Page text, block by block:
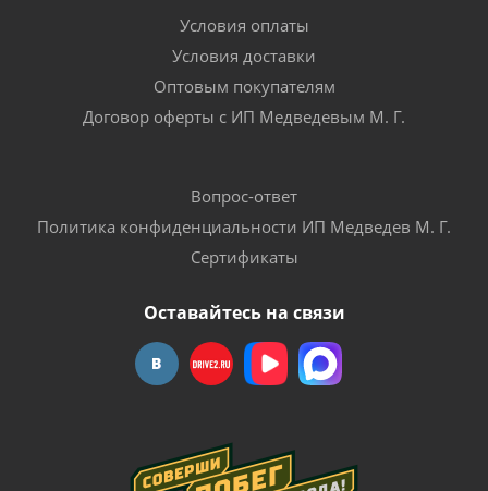
Условия оплаты
Условия доставки
Оптовым покупателям
Договор оферты с ИП Медведевым М. Г.
Вопрос-ответ
Политика конфиденциальности ИП Медведев М. Г.
Сертификаты
Оставайтесь на связи